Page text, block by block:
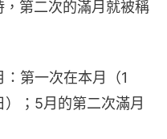
第二次的滿月就被稱
第一次在本月（1
；5月的第二次滿月